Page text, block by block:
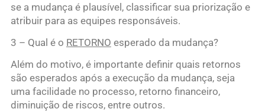
se a mudança é plausível, classificar sua priorização e
atribuir para as equipes responsáveis.
3 – Qual é o RETORNO esperado da mudança?
Além do motivo, é importante definir quais retornos
são esperados após a execução da mudança, seja
uma facilidade no processo, retorno financeiro,
diminuição de riscos, entre outros.